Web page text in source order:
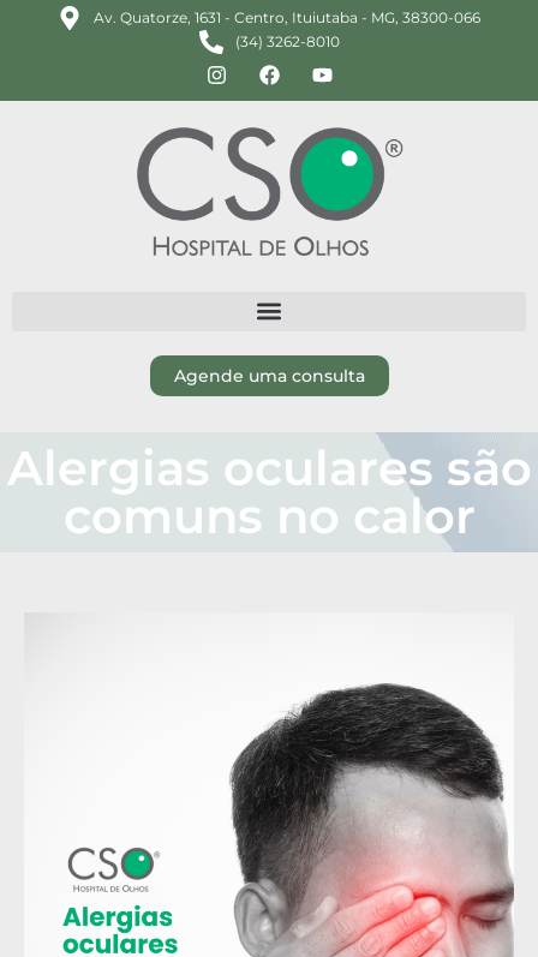
Av. Quatorze, 1631 - Centro, Ituiutaba - MG, 38300-066
(34) 3262-8010
Agende uma consulta
Alergias oculares são
comuns no calor